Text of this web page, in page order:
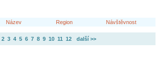
Název Region Návštěvnost
2 3 4 5 6 7 8 9 10 11 12 další >>